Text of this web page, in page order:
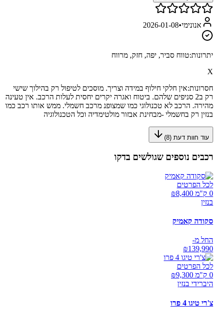
אנונימי•
2026-01-08
יתרונות:טווח סביר, יפה, חזק, מרווח
X
חסרונות:אין חלקי חילוף במידה וצריך. מוסכים לטיפול רק בהילוך שישי
רק ב2 סניפים שלהם. ביטוח ואגרה יקרים יחסית לעלות הרכב. אין טעינה
מהירה. הרכב לא טכנולוגי כמו שמצופנ מרכב חשמלי. ממש אותו רכב כמו
בנזין רק בחשמלי -מבחינת אבזור מולטימדיה וכל הטכנולוגיה
עוד חוות דעת (8
)
רכבים נוספים שגולשים בדקו
לכל הפרטים
0 ק"מ ₪
8,400
בנזין
סקודה קאמיק
החל מ-
₪139,990
לכל הפרטים
0 ק"מ ₪
9,300
היברידי בנזין
צ'רי טיגו 4 פרו